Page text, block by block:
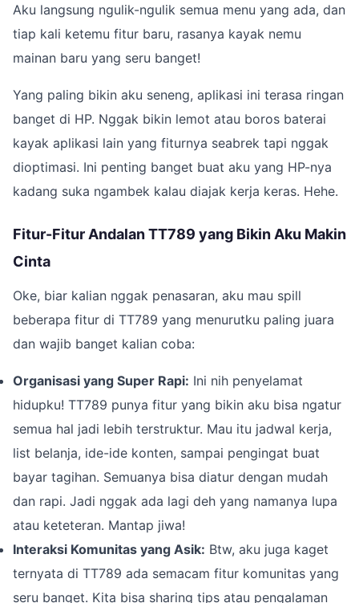
Aku langsung ngulik-ngulik semua menu yang ada, dan
tiap kali ketemu fitur baru, rasanya kayak nemu
mainan baru yang seru banget!
Yang paling bikin aku seneng, aplikasi ini terasa ringan
banget di HP. Nggak bikin lemot atau boros baterai
kayak aplikasi lain yang fiturnya seabrek tapi nggak
dioptimasi. Ini penting banget buat aku yang HP-nya
kadang suka ngambek kalau diajak kerja keras. Hehe.
Fitur-Fitur Andalan TT789 yang Bikin Aku Makin
Cinta
Oke, biar kalian nggak penasaran, aku mau spill
beberapa fitur di TT789 yang menurutku paling juara
dan wajib banget kalian coba:
Organisasi yang Super Rapi: Ini nih penyelamat
hidupku! TT789 punya fitur yang bikin aku bisa ngatur
semua hal jadi lebih terstruktur. Mau itu jadwal kerja,
list belanja, ide-ide konten, sampai pengingat buat
bayar tagihan. Semuanya bisa diatur dengan mudah
dan rapi. Jadi nggak ada lagi deh yang namanya lupa
atau keteteran. Mantap jiwa!
Interaksi Komunitas yang Asik: Btw, aku juga kaget
ternyata di TT789 ada semacam fitur komunitas yang
seru banget. Kita bisa sharing tips atau pengalaman